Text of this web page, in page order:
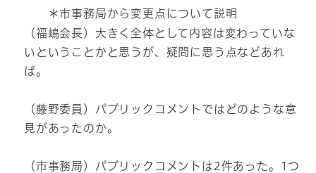
＊市事務局から変更点について説明
（福嶋会長）大きく全体として内容は変わっていな
いということかと思うが、疑問に思う点などあれ
ば。
（藤野委員）パブリックコメントではどのような意
見があったのか。
（市事務局）パブリックコメントは2件あった。1つ